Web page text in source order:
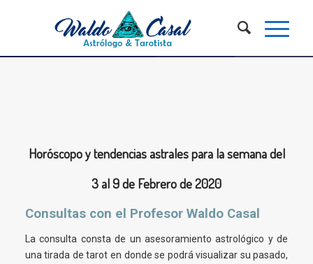
Horóscopo y tendencias astrales para la semana del
3 al 9 de Febrero de 2020
Consultas con el Profesor Waldo Casal
La consulta consta de un asesoramiento astrológico y de
una tirada de tarot en donde se podrá visualizar su pasado,